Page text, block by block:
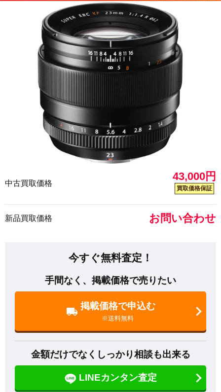
中古買取価格
43,000円
買取価格保証
新品買取価格 お問い合わせ
今すぐ無料査定！
手間なく、掲載価格で売りたい
掲載価格で申込む
※送料無料
金額だけでなくしっかり相談も出来る
LINEカンタン査定